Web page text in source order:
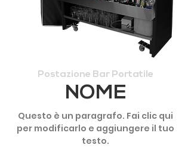
Postazione Bar Portatile
NOME
Questo è un paragrafo. Fai clic qui
per modificarlo e aggiungere il tuo
testo.